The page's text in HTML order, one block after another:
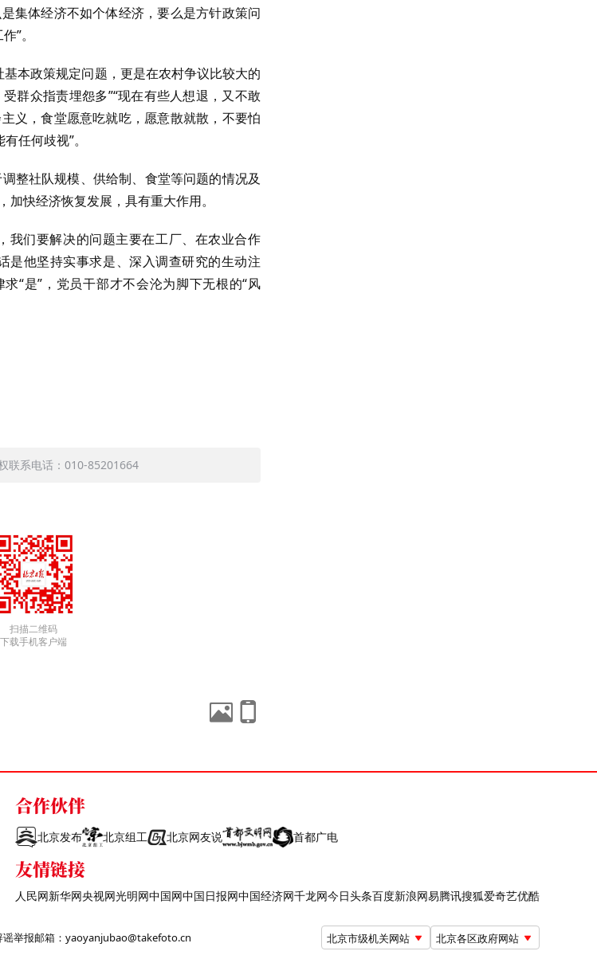
集体经济不如个体经济，要么是方针政策问
”。
本政策规定问题，更是在农村争议比较大的
群众指责埋怨多”“现在有些人想退，又不敢
义，食堂愿意吃就吃，愿意散就散，不要怕
任何歧视”。
整社队规模、供给制、食堂等问题的情况及
快经济恢复发展，具有重大作用。
我们要解决的问题主要在工厂、在农业合作
是他坚持实事求是、深入调查研究的生动注
“是”，党员干部才不会沦为脚下无根的“风
联系电话：010-85201664
扫描二维码
下载手机客户端
合作伙伴
北京发布 北京组工 北京网友说 首都广电
友情链接
人民网新华网央视网光明网中国网中国日报网中国经济网千龙网今日头条百度新浪网易腾讯搜狐爱奇艺优酷
谣举报邮箱：yaoyanjubao@takefoto.cn 北京市级机关网站 北京各区政府网站